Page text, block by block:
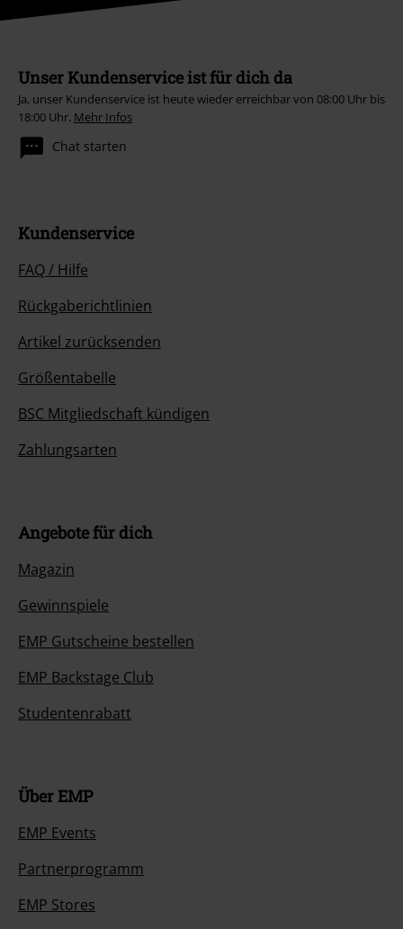
7. Dämmerland 2 - Teil 31 (Epilog)
1. Schiff aus Glas
2. Sand Der Zeit
3. Von Welt Zu Welt
6. Rosenrot
7.
Wie Du Mir
9. Umarme Das Mysterium
10. Lauter Lügen
11.
Du Kommst Hier Nicht Rein
CD 9
Unser Kundenservice ist für dich da
Ja, unser Kundenservice ist heute wieder erreichbar von 08:00 Uhr bis
18:00 Uhr. Mehr Infos
Chat starten
Kundenservice
FAQ / Hilfe
Rückgaberichtlinien
Artikel zurücksenden
Größentabelle
BSC Mitgliedschaft kündigen
Zahlungsarten
Angebote für dich
Magazin
Gewinnspiele
EMP Gutscheine bestellen
EMP Backstage Club
Studentenrabatt
Über EMP
EMP Events
Partnerprogramm
EMP Stores